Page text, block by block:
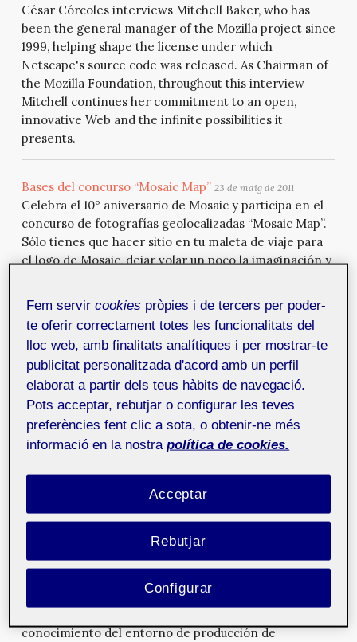
César Córcoles interviews Mitchell Baker, who has
been the general manager of the Mozilla project since
1999, helping shape the license under which
Netscape's source code was released. As Chairman of
the Mozilla Foundation, throughout this interview
Mitchell continues her commitment to an open,
innovative Web and the infinite possibilities it
presents.
Bases del concurso “Mosaic Map” 23 de maig de 2011
Celebra el 10º aniversario de Mosaic y participa en el
concurso de fotografías geolocalizadas “Mosaic Map”.
Sólo tienes que hacer sitio en tu maleta de viaje para
el logo de Mosaic, dejar volar un poco la imaginación y
artículo.
El congreso internacional sobre el futuro de Internet
abre sus puertas en Bilbao 17 de maig de 2011
Uno de los mayores encuentros europeos sobre
Internet y las nuevas tecnologías ha abierto esta
mañana sus puertas en Bilbao. La cumbre Bilbao Web
Summit, que se celebra en el Palacio Euskalduna,
cuenta con la presencia del padre de la web, Sir Tim
Berners-Lee, quien en la inauguración ha señalado
que la red debe tener como horizonte "garantizar la
cobertura de todos los servicios que necesita la
La presente Guía de Aprendizaje, elaborada por
conocimiento del entorno de producción de
Fem servircookies pròpies i de tercers per poder-
te oferir correctament totes les funcionalitats del
lloc web, amb finalitats analítiques i per mostrar-te
publicitat personalitzada d'acord amb un perfil
elaborat a partir dels teus hàbits de navegació.
Pots acceptar, rebutjar o configurar les teves
preferències fent clic a sota, o obtenir-ne més
informació en la nostra política de cookies.
Rebutjar
Acceptar
Configurar